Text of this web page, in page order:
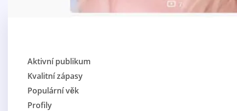
Aktivní publikum
Kvalitní zápasy
Populární věk
Profily